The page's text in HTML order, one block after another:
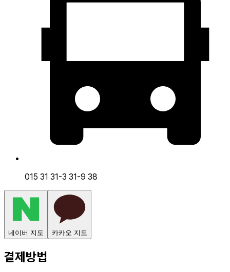
015 31 31-3 31-9 38
네이버 지도 카카오 지도
결제방법